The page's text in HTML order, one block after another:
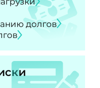
долгов